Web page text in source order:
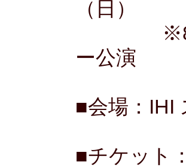
（日）
※8月19
ー公
■会場：IHI
■チケット